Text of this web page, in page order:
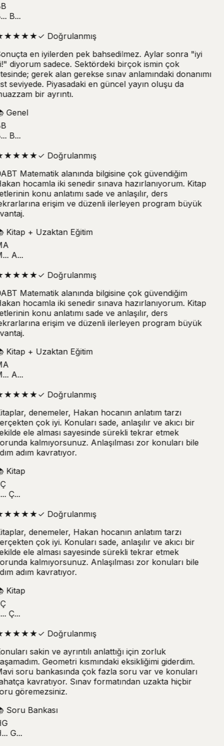
B...
★★★★✓Doğrulanmış
en iyilerden pek bahsedilmez. Aylar sonra "iyi
diyorum sadece. Sektördeki birçok ismin çok
gerek alan gerekse sınav anlamındaki donanımı
seviyede. Piyasadaki en güncel yayın oluşu da
bir ayrıntı.
Genel
B...
★★★★✓Doğrulanmış
Matematik alanında bilgisine çok güvendiğim
hocamla iki senedir sınava hazırlanıyorum. Kitap
konu anlatımı sade ve anlaşılır, ders
erişim ve düzenli ilerleyen program büyük
Kitap + Uzaktan Eğitim
A...
★★★★✓Doğrulanmış
Matematik alanında bilgisine çok güvendiğim
hocamla iki senedir sınava hazırlanıyorum. Kitap
konu anlatımı sade ve anlaşılır, ders
erişim ve düzenli ilerleyen program büyük
Kitap + Uzaktan Eğitim
A...
★★★★✓Doğrulanmış
denemeler, Hakan hocanın anlatım tarzı
çok iyi. Konuları sade, anlaşılır ve akıcı bir
ele alması sayesinde sürekli tekrar etmek
kalmıyorsunuz. Anlaşılması zor konuları bile
adım kavratıyor.
Kitap
Ç...
★★★★✓Doğrulanmış
denemeler, Hakan hocanın anlatım tarzı
çok iyi. Konuları sade, anlaşılır ve akıcı bir
ele alması sayesinde sürekli tekrar etmek
kalmıyorsunuz. Anlaşılması zor konuları bile
adım kavratıyor.
Kitap
Ç...
★★★★✓Doğrulanmış
sakin ve ayrıntılı anlattığı için zorluk
Geometri kısmındaki eksikliğimi giderdim.
soru bankasında çok fazla soru var ve konuları
kavratıyor. Sınav formatından uzakta hiçbir
göremezsiniz.
Soru Bankası
G...